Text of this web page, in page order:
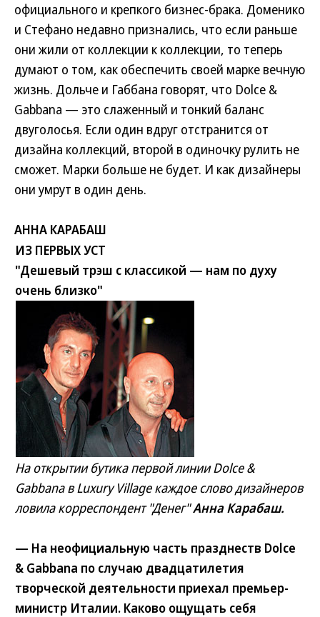
официального и крепкого бизнес-брака. Доменико
и Стефано недавно признались, что если раньше
они жили от коллекции к коллекции, то теперь
думают о том, как обеспечить своей марке вечную
жизнь. Дольче и Габбана говорят, что Dolce &
Gabbana — это слаженный и тонкий баланс
двуголосья. Если один вдруг отстранится от
дизайна коллекций, второй в одиночку рулить не
сможет. Марки больше не будет. И как дизайнеры
они умрут в один день.
АННА КАРАБАШ
ИЗ ПЕРВЫХ УСТ
"Дешевый трэш с классикой — нам по духу
очень близко"
На открытии бутика первой линии Dolce &
Gabbana в Luxury Village каждое слово дизайнеров
ловила корреспондент "Денег"Анна Карабаш.
— На неофициальную часть празднеств Dolce
& Gabbana по случаю двадцатилетия
творческой деятельности приехал премьер-
министр Италии. Каково ощущать себя